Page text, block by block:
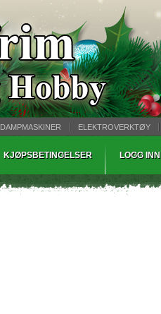
DAMPMASKINER ELEKTROVERKTØY
KJØPSBETINGELSER LOGG INN